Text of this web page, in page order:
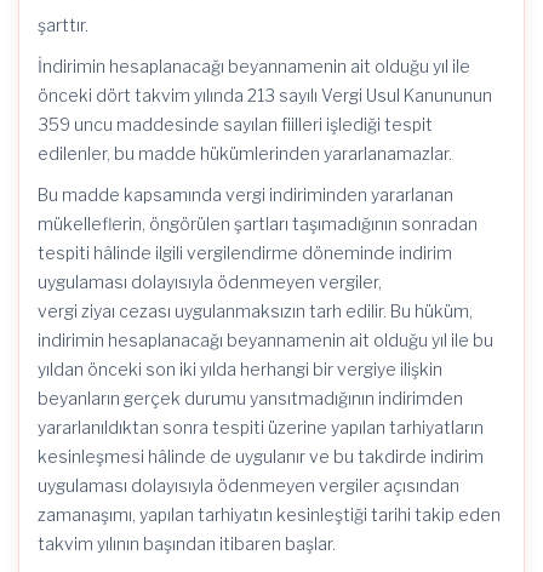
şarttır.
İndirimin hesaplanacağı beyannamenin ait olduğu yıl ile
önceki dört takvim yılında 213 sayılı Vergi Usul Kanununun
359 uncu maddesinde sayılan fiilleri işlediği tespit
edilenler, bu madde hükümlerinden yararlanamazlar.
Bu madde kapsamında vergi indiriminden yararlanan
mükelleflerin, öngörülen şartları taşımadığının sonradan
tespiti hâlinde ilgili vergilendirme döneminde indirim
uygulaması dolayısıyla ödenmeyen vergiler,
vergi ziyaı cezası uygulanmaksızın tarh edilir. Bu hüküm,
indirimin hesaplanacağı beyannamenin ait olduğu yıl ile bu
yıldan önceki son iki yılda herhangi bir vergiye ilişkin
beyanların gerçek durumu yansıtmadığının indirimden
yararlanıldıktan sonra tespiti üzerine yapılan tarhiyatların
kesinleşmesi hâlinde de uygulanır ve bu takdirde indirim
uygulaması dolayısıyla ödenmeyen vergiler açısından
zamanaşımı, yapılan tarhiyatın kesinleştiği tarihi takip eden
takvim yılının başından itibaren başlar.